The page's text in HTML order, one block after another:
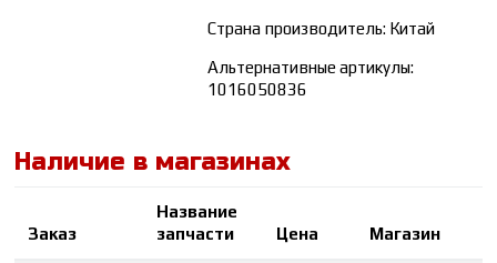
Страна производитель: Китай
Альтернативные артикулы:
1016050836
Наличие в магазинах
Заказ
Название
запчасти
Цена Магазин